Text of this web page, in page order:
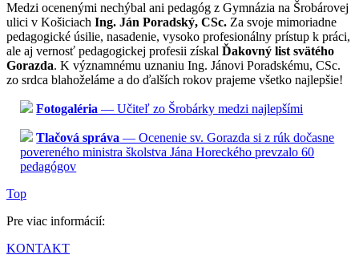
Medzi ocenenými nechýbal ani pedagóg z Gymnázia na Šrobárovej
ulici v Košiciach Ing. Ján Poradský, CSc. Za svoje mimoriadne
pedagogické úsilie, nasadenie, vysoko profesionálny prístup k práci,
ale aj vernosť pedagogickej profesii získal Ďakovný list svätého
Gorazda. K významnému uznaniu Ing. Jánovi Poradskému, CSc.
zo srdca blahoželáme a do ďalších rokov prajeme všetko najlepšie!
Fotogaléria — Učiteľ zo Šrobárky medzi najlepšími
Tlačová správa — Ocenenie sv. Gorazda si z rúk dočasne
povereného ministra školstva Jána Horeckého prevzalo 60
pedagógov
Top
Pre viac informácií:
KONTAKT